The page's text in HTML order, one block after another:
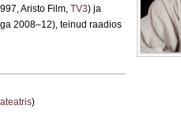
Aristo Film, TV3) ja
2008–12), teinud raadios
)